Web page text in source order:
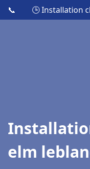
📞 🕒 Installation
elm